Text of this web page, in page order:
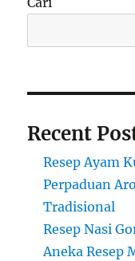
Recent
Resep Ayam
Perpaduan
Tradisional
Resep Nasi
Aneka Resep